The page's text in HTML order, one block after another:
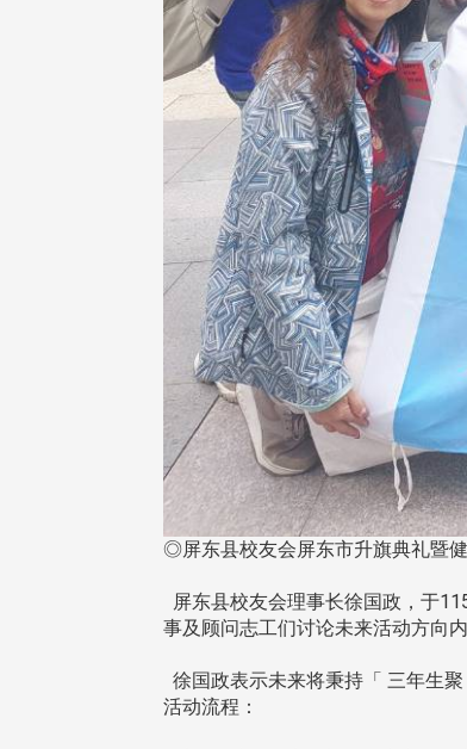
◎屏东县校友会屏东市升旗典礼暨
屏东县校友会理事长徐国政，于
事及顾问志工们讨论未来活动方向
徐国政表示未来将秉持「 三年生
活动流程：